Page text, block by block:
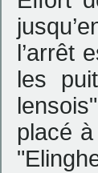
l’arrêt
les
placé